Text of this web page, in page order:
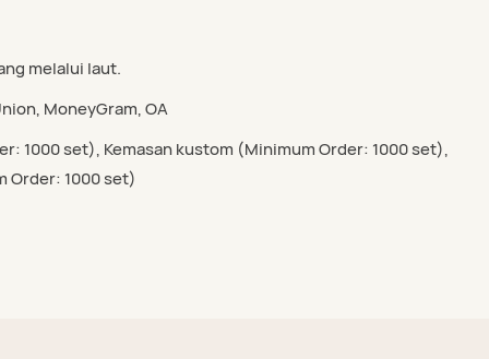
melalui laut.
MoneyGram, OA
1000 set), Kemasan kustom (Minimum Order: 1000 set),
Order: 1000 set)